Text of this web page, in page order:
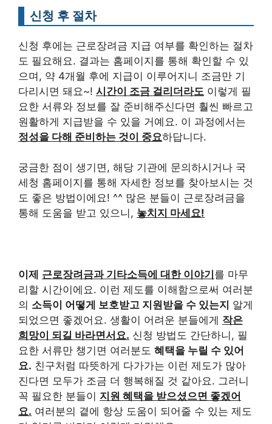
신청 후 절차
신청 후에는 근로장려금 지급 여부를 확인하는 절차
도 필요해요. 결과는 홈페이지를 통해 확인할 수 있
으며, 약 4개월 후에 지급이 이루어지니 조금만 기
다리시면 돼요~! 시간이 조금 걸리더라도 이렇게 필
요한 서류와 정보를 잘 준비해주신다면 훨씬 빠르고
원활하게 지급받을 수 있을 거예요. 이 과정에서는
정성을 다해 준비하는 것이 중요하답니다.
궁금한 점이 생기면, 해당 기관에 문의하시거나 국
세청 홈페이지를 통해 자세한 정보를 찾아보시는 것
도 좋은 방법이에요! ^^ 많은 분들이 근로장려금을
통해 도움을 받고 있으니, 놓치지 마세요!
이제 근로장려금과 기타소득에 대한 이야기 를 마무
리할 시간이에요. 이런 제도를 이해함으로써 여러분
의 소득이 어떻게 보호받고 지원받을 수 있는지 알게
되었으면 좋겠어요. 생활이 어려운 분들에게 작은
희망이 되길 바라면서요. 신청 방법도 간단하니, 필
요한 서류만 챙기면 여러분도 혜택을 누릴 수 있어
요. 친구처럼 따뜻하게 다가가는 이런 제도가 많아
진다면 모두가 조금 더 행복해질 것 같아요. 그러니
꼭 필요한 분들이 지원 혜택을 받으셨으면 좋겠어
요. 여러분의 곁에 항상 도움이 되어줄 수 있는 제도